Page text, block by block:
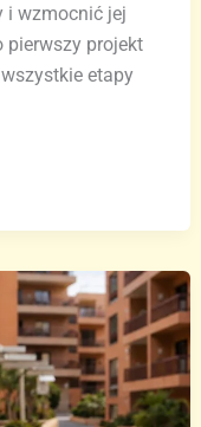
i wzmocnić jej
pierwszy projekt
etapy